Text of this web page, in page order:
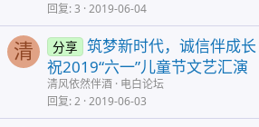
回复 3 2019-06-04
清 分享 筑梦新时代，诚信伴成
祝2019“六一”儿童节文艺汇演
清风依然伴酒 电白论坛
回复 2 2019-06-03